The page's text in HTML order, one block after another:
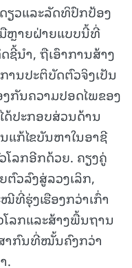
ວແລະລັດທິປົກປ້ອງ
ຫຼາຍຝ່າຍແບບນີ້ທີ່
ນຳ, ຖືເອົາການສ້າງ
ານປະຕິບັດຕົວຈິງເປັນ
ກັນຄວາມປອດໄພຂອງ
ດ້ປະກອບສ່ວນດ້ານ
ແກ້ໄຂບັນຫາໃນອາຊີ
ລກອີກດ້ວຍ. ຄຽງຄູ່
ວລົງສູ່ລວງເລິກ,
ທີ່ຮຸ່ງເຮືອງກວ່າເກົ່າ
ລກແລະສ້າງພື້ນຖານ
າກົນທີ່ໝັ້ນຄົງກວ່າ
.